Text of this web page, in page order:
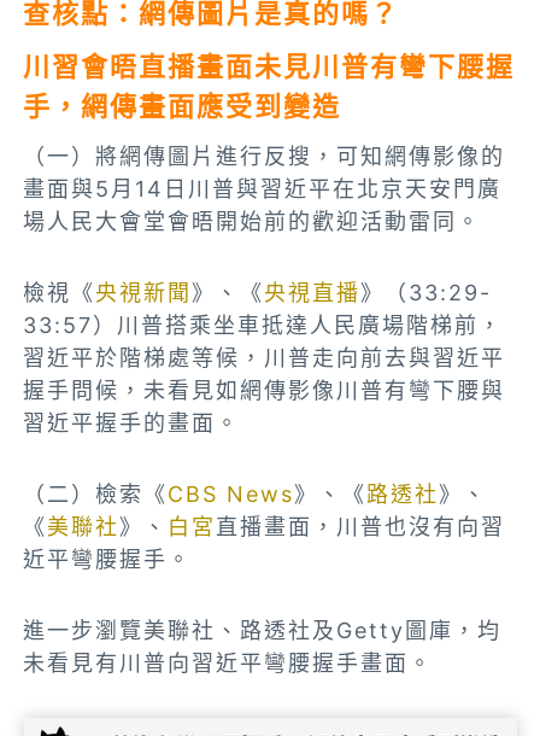
查核點：網傳圖片是真的嗎？
川習會晤直播畫面未見川普有彎下腰握
手，網傳畫面應受到變造
（一）將網傳圖片進行反搜，可知網傳影像的
畫面與5月14日川普與習近平在北京天安門廣
場人民大會堂會晤開始前的歡迎活動雷同。
檢視《央視新聞 》、《央視直播》（33:29-
33:57）川普搭乘坐車抵達人民廣場階梯前，
習近平於階梯處等候，川普走向前去與習近平
握手問候，未看見如網傳影像川普有彎下腰與
習近平握手的畫面。
（二）檢索《CBS News》、《路透社》、
《美聯社》、 白宮直播畫面，川普也沒有向習
近平彎腰握手。
進一步瀏覽美聯社、路透社及Getty圖庫，均
未看見有川普向習近平彎腰握手畫面。